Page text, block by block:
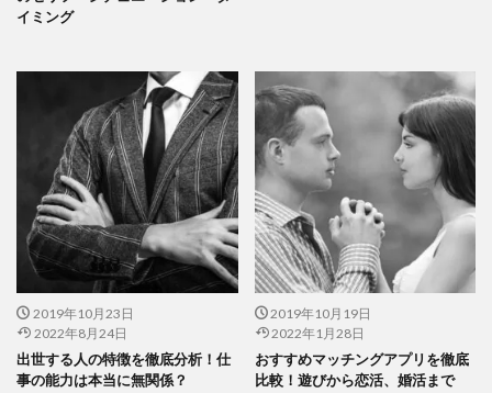
イミング
2019年10月23日
2022年8月24日
出世する人の特徴を徹底分析！仕
事の能力は本当に無関係？
2019年10月19日
2022年1月28日
おすすめマッチングアプリを徹底
比較！遊びから恋活、婚活まで